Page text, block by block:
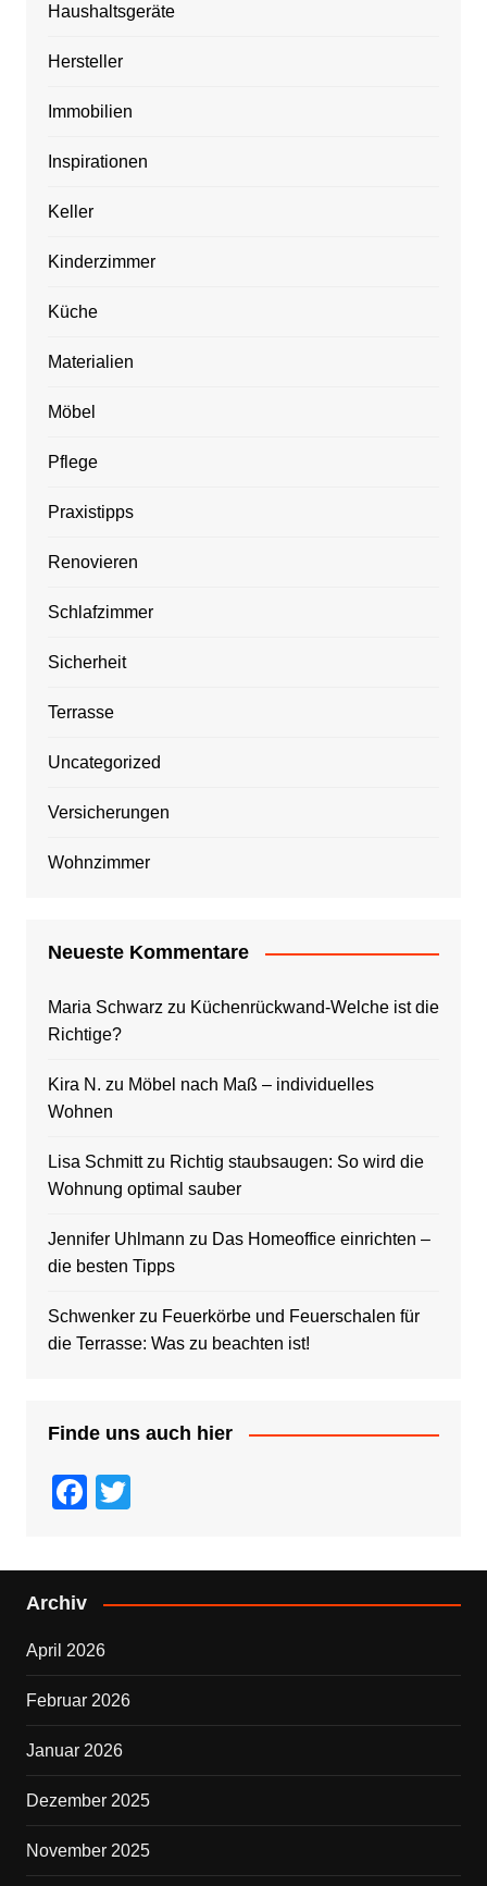
Haushaltsgeräte
Hersteller
Immobilien
Inspirationen
Keller
Kinderzimmer
Küche
Materialien
Möbel
Pflege
Praxistipps
Renovieren
Schlafzimmer
Sicherheit
Terrasse
Uncategorized
Versicherungen
Wohnzimmer
Neueste Kommentare
Maria Schwarz zu Küchenrückwand-Welche ist die
Richtige?
Kira N. zu Möbel nach Maß – individuelles
Wohnen
Lisa Schmittzu Richtig staubsaugen: So wird die
Wohnung optimal sauber
Jennifer Uhlmann zu Das Homeoffice einrichten –
die besten Tipps
Schwenkerzu Feuerkörbe und Feuerschalen für
die Terrasse: Was zu beachten ist!
Finde uns auch hier
F
c
e
o
o
k
tt
er
Archiv
April 2026
Februar 2026
Januar 2026
Dezember 2025
November 2025